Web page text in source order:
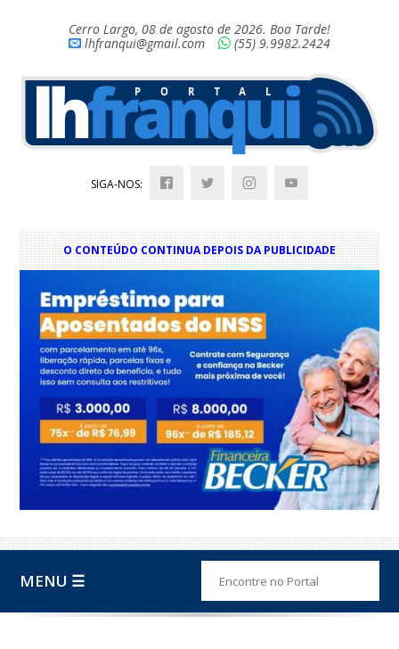
Cerro Largo, 08 de agosto de 2026. Boa Tarde!
lhfranqui@gmail.com
(55) 9.9982.2424
SIGA-NOS:
O CONTEÚDO CONTINUA DEPOIS DA PUBLICIDADE
MENU ☰